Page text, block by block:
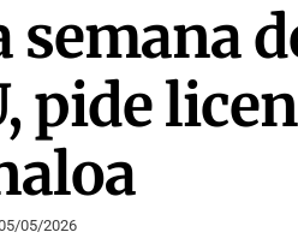
semana
pide
05/2026